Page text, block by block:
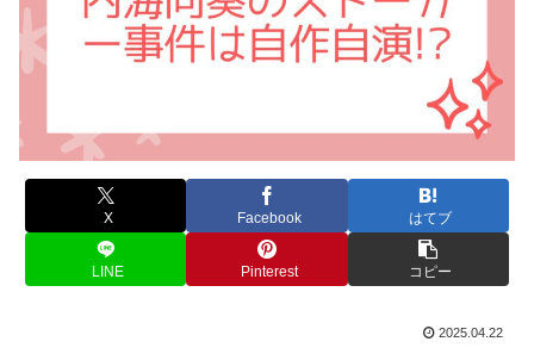
X Facebook はてブ
LINE Pinterest コピー
2025.04.22